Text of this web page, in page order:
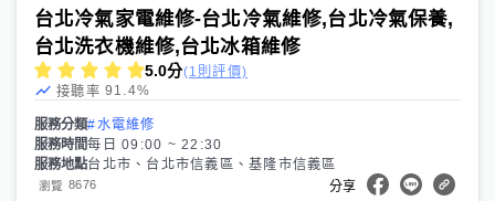
台北冷氣家電維修-台北冷氣維修,台北冷氣保養,
台北洗衣機維修,台北冰箱維修
5.0分(1則評價)
接聽率 91.4%
服務分類#水電維修
服務時間每日 09:00 ~ 22:30
服務地點台北市、台北市信義區、基隆市信義區
瀏覽 8676 分享